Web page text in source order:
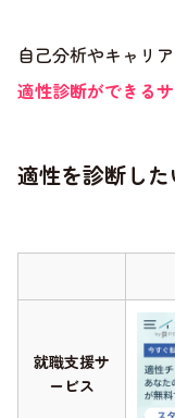
自己分析やキャリ
適性診断ができる
適性を診断し
就職支援サ
ービス